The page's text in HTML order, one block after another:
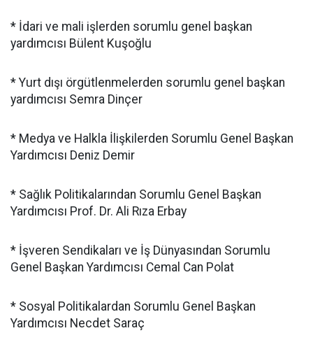
* İdari ve mali işlerden sorumlu genel başkan
yardımcısı Bülent Kuşoğlu
* Yurt dışı örgütlenmelerden sorumlu genel başkan
yardımcısı Semra Dinçer
* Medya ve Halkla İlişkilerden Sorumlu Genel Başkan
Yardımcısı Deniz Demir
* Sağlık Politikalarından Sorumlu Genel Başkan
Yardımcısı Prof. Dr. Ali Rıza Erbay
* İşveren Sendikaları ve İş Dünyasından Sorumlu
Genel Başkan Yardımcısı Cemal Can Polat
* Sosyal Politikalardan Sorumlu Genel Başkan
Yardımcısı Necdet Saraç